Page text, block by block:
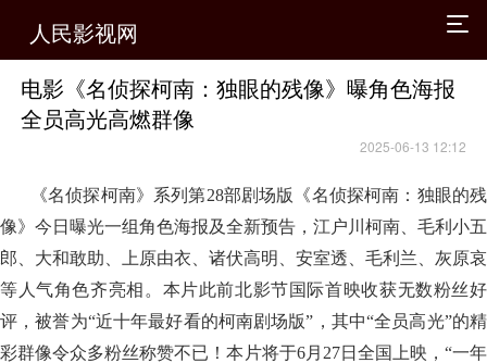
人民影视网
电影《名侦探柯南：独眼的残像》曝角色海报
全员高光高燃群像
2025-06-13 12:12
《名侦探柯南》系列第28部剧场版《名侦探柯南：独眼的残
像》今日曝光一组角色海报及全新预告，江户川柯南、毛利小五
郎、大和敢助、上原由衣、诸伏高明、安室透、毛利兰、灰原哀
等人气角色齐亮相。本片此前北影节国际首映收获无数粉丝好
评，被誉为“近十年最好看的柯南剧场版”，其中“全员高光”的精
彩群像令众多粉丝称赞不已！本片将于6月27日全国上映，“一年